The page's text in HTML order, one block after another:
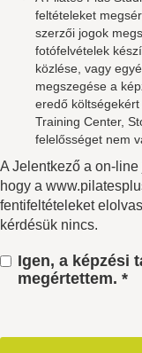
feltételeket
szerzői jogok
fotófelvételek
közlése, vagy
megszegése a
eredő
Training Center,
felelősséget nem
A Jelentkező a on-
hogy a
fentifeltételeket
kérdésük nincs.
Igen, a képzési
megértettem. *